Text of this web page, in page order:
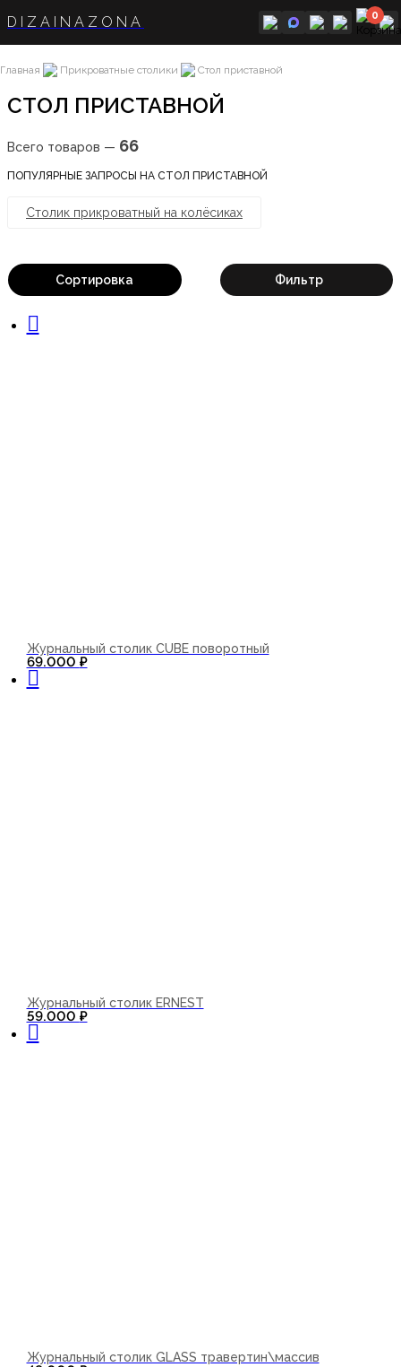
DIZAINAZONA 0
Главная Прикроватные столики Стол приставной
СТОЛ ПРИСТАВНОЙ
Всего товаров — 66
ПОПУЛЯРНЫЕ ЗАПРОСЫ НА СТОЛ ПРИСТАВНОЙ
Столик прикроватный на колёсиках
Сортировка Фильтр
Журнальный столик CUBE поворотный
69.000 ₽
Журнальный столик ERNEST
59.000 ₽
Журнальный столик GLASS травертин\массив